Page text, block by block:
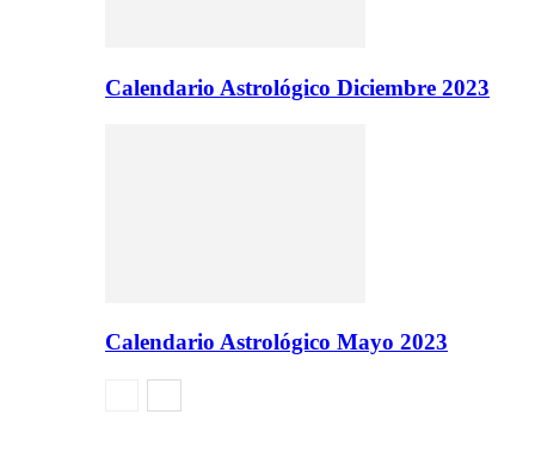
Calendario Astrológico Diciembre 2023
Calendario Astrológico Mayo 2023